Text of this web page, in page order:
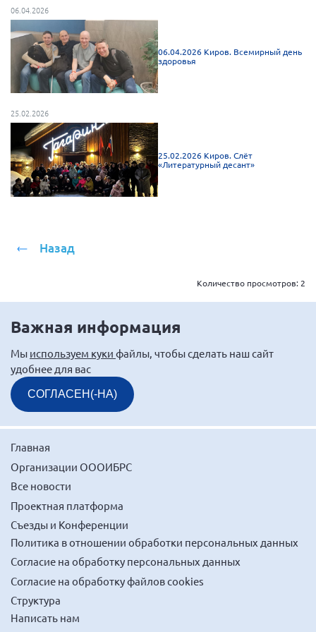
Брянская область
Владимирская область
Волгоградская область
Воронежская область
Калининградская область
Кемеровская область
Кировская область
Краснодарский край
Мурманская область
Нижегородская область
Новгородская область
Новосибирская область
Оренбургская область
Пензенская область
Республика Башкортостан
Республика Бурятия
Республика Карелия
Республика Калмыкия
Республика Хакасия
Ростовская область
г. Санкт-Петербург
06.04.2026
06.04.2026 Киров. Всемирный день
здоровья
25.02.2026
25.02.2026 Киров. Слёт
«Литературный десант»
Назад
Количество просмотров: 2
Важная информация
Мы используем куки файлы, чтобы сделать наш сайт
удобнее для вас
СОГЛАСЕН(-НА)
Главная
Организации ОООИБРС
Все новости
Проектная платформа
Съезды и Конференции
Политика в отношении обработки персональных данных
Согласие на обработку персональных данных
Согласие на обработку файлов cookies
Структура
Написать нам